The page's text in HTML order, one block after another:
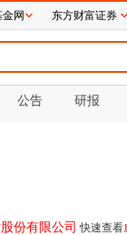
公告 研报
份有限公司 快速查看
网 东方财富证券